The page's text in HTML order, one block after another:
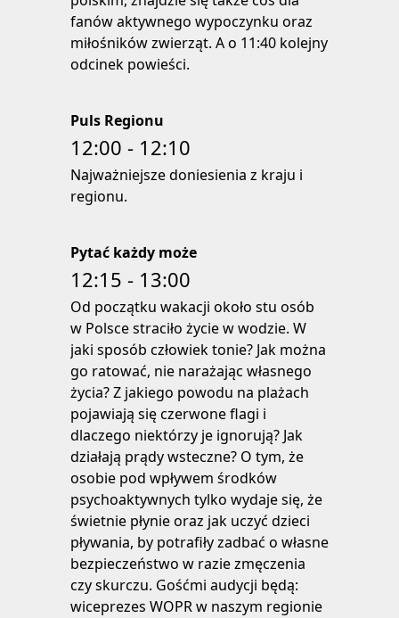
fanów aktywnego wypoczynku oraz
miłośników zwierząt. A o 11:40 kolejny
odcinek powieści.
Puls Regionu
12:00 - 12:10
Najważniejsze doniesienia z kraju i
regionu.
Pytać każdy może
12:15 - 13:00
Od początku wakacji około stu osób
w Polsce straciło życie w wodzie. W
jaki sposób człowiek tonie? Jak można
go ratować, nie narażając własnego
życia? Z jakiego powodu na plażach
pojawiają się czerwone flagi i
dlaczego niektórzy je ignorują? Jak
działają prądy wsteczne? O tym, że
osobie pod wpływem środków
psychoaktywnych tylko wydaje się, że
świetnie płynie oraz jak uczyć dzieci
pływania, by potrafiły zadbać o własne
bezpieczeństwo w razie zmęczenia
czy skurczu. Gośćmi audycji będą:
wiceprezes WOPR w naszym regionie